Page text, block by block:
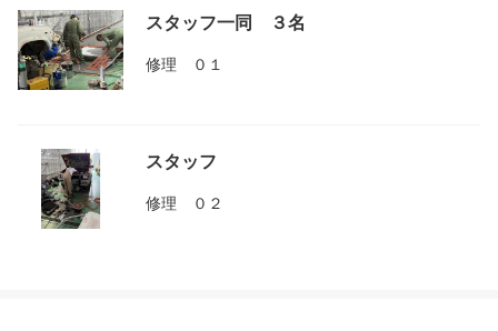
スタッフ一同 ３名
修理 ０１
スタッフ
修理 ０２